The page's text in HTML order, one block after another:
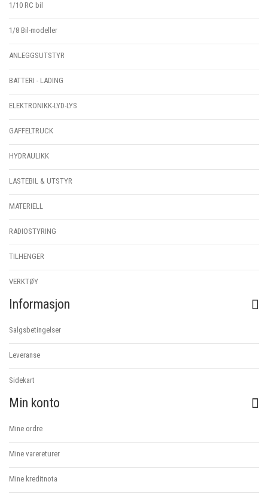
1/10 RC bil
1/8 Bil-modeller
ANLEGGSUTSTYR
BATTERI - LADING
ELEKTRONIKK-LYD-LYS
GAFFELTRUCK
HYDRAULIKK
LASTEBIL & UTSTYR
MATERIELL
RADIOSTYRING
TILHENGER
VERKTØY
Informasjon
Salgsbetingelser
Leveranse
Sidekart
Min konto
Mine ordre
Mine varereturer
Mine kreditnota